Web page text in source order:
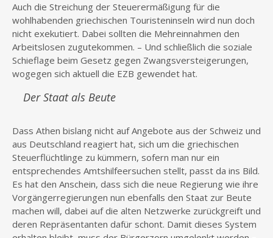
Auch die Streichung der Steuerermäßigung für die
wohlhabenden griechischen Touristeninseln wird nun doch
nicht exekutiert. Dabei sollten die Mehreinnahmen den
Arbeitslosen zugutekommen. – Und schließlich die soziale
Schieflage beim Gesetz gegen Zwangsversteigerungen,
wogegen sich aktuell die EZB gewendet hat.
Der Staat als Beute
Dass Athen bislang nicht auf Angebote aus der Schweiz und
aus Deutschland reagiert hat, sich um die griechischen
Steuerflüchtlinge zu kümmern, sofern man nur ein
entsprechendes Amtshilfeersuchen stellt, passt da ins Bild.
Es hat den Anschein, dass sich die neue Regierung wie ihre
Vorgängerregierungen nun ebenfalls den Staat zur Beute
machen will, dabei auf die alten Netzwerke zurückgreift und
deren Repräsentanten dafür schont. Damit dieses System